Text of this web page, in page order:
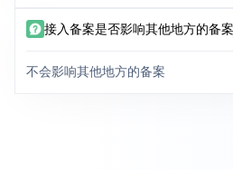
接入备案是否影响其他地方的备
不会影响其他地方的备案